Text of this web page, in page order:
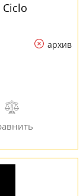
архив